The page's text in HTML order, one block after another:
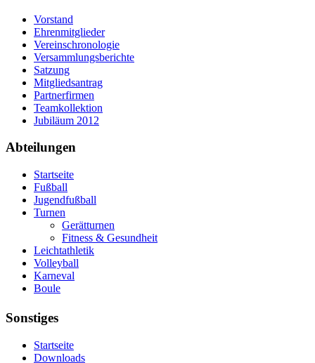
Vorstand
Ehrenmitglieder
Vereinschronologie
Versammlungsberichte
Satzung
Mitgliedsantrag
Partnerfirmen
Teamkollektion
Jubiläum 2012
Abteilungen
Startseite
Fußball
Jugendfußball
Turnen
Gerätturnen
Fitness & Gesundheit
Leichtathletik
Volleyball
Karneval
Boule
Sonstiges
Startseite
Downloads